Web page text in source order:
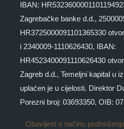
IBAN:
Zagrebačke banke d.d.,
HR3725000091101365330
i 2340009-1110626430, IBAN:
HR4523400091110626430
Zagreb d.d., Temeljni kapital u
uplaćen je u cijelosti. Direktor
Porezni broj: 03693350, OIB:
Obavijest o načinu